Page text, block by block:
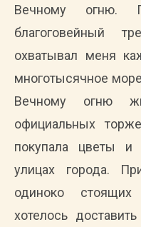
Вечному огню.
благоговейный
охватывал меня
многотысячное
Вечному огню
официальных
покупала цветы и
улицах города.
одиноко
хотелось